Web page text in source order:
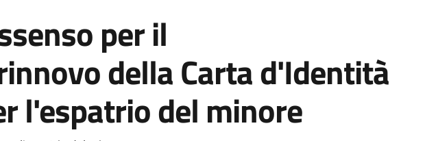
per il
della Carta d'Identità
l'espatrio del minore